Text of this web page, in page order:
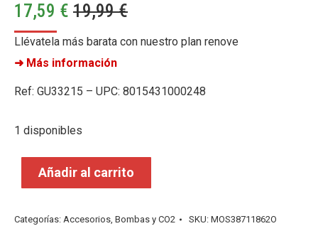
17,59 € 19,99€
Llévatela más barata con nuestro plan renove
➜ Más información
Ref: GU33215 – UPC: 8015431000248
1 disponibles
Añadir al carrito
Categorías: Accesorios, Bombas y CO2 SKU: MOS38711862O